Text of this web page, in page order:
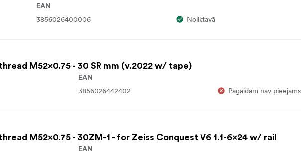
EAN
3856026400006 Noliktavā
M52x0.75 - 30 SR mm (v.2022 w/ tape)
EAN
3856026442402 Pagaidām nav pieejams
M52x0.75 - 30ZM-1 - for Zeiss Conquest V6 1.1-6x24 w/ rail
EAN